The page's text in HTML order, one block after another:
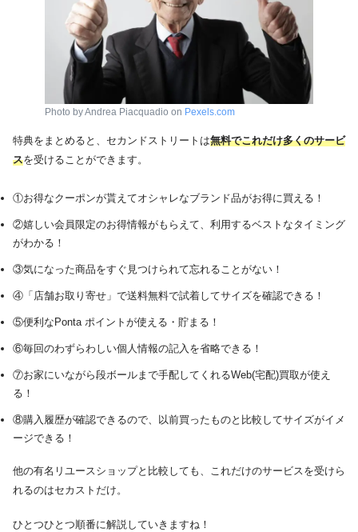
Photo by Andrea Piacquadio on Pexels.com
特典をまとめると、セカンドストリートは無料でこれだけ多くのサービ
スを受けることができます。
①お得なクーポンが貰えてオシャレなブランド品がお得に買える！
②嬉しい会員限定のお得情報がもらえて、利用するベストなタイミング
がわかる！
③気になった商品をすぐ見つけられて忘れることがない！
④「店舗お取り寄せ」で送料無料で試着してサイズを確認できる！
⑤便利なPonta ポイントが使える・貯まる！
⑥毎回のわずらわしい個人情報の記入を省略できる！
⑦お家にいながら段ボールまで手配してくれるWeb(宅配)買取が使え
る！
⑧購入履歴が確認できるので、以前買ったものと比較してサイズがイメ
ージできる！
他の有名リユースショップと比較しても、これだけのサービスを受けら
れるのはセカストだけ。
ひとつひとつ順番に解説していきますね！